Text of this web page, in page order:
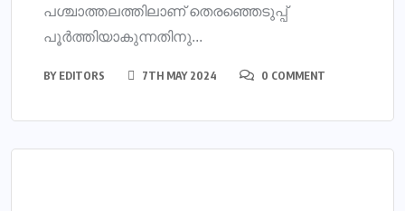
പശ്ചാത്തലത്തിലാണ് തെരഞ്ഞെടുപ്പ്
പൂര്‍ത്തിയാകുന്നതിനു...
BY EDITORS 7TH MAY 2024 0 COMMENT